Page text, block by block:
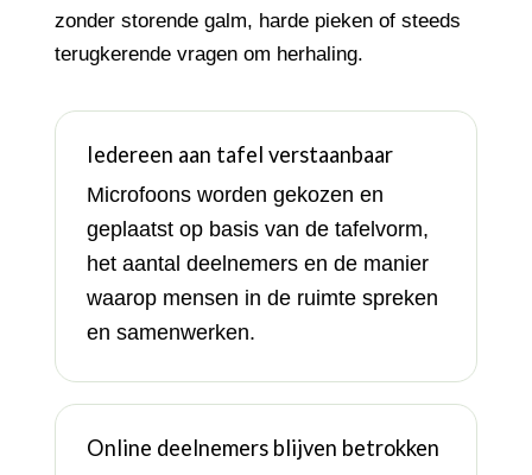
zonder storende galm, harde pieken of steeds
terugkerende vragen om herhaling.
Iedereen aan tafel verstaanbaar
Microfoons worden gekozen en
geplaatst op basis van de tafelvorm,
het aantal deelnemers en de manier
waarop mensen in de ruimte spreken
en samenwerken.
Online deelnemers blijven betrokken